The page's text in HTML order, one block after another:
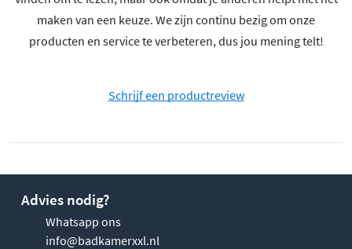
maken van een keuze. We zijn continu bezig om onze
producten en service te verbeteren, dus jou mening telt!
Schrijf een productreview
Advies nodig?
Whatsapp ons
info@badkamerxxl.nl